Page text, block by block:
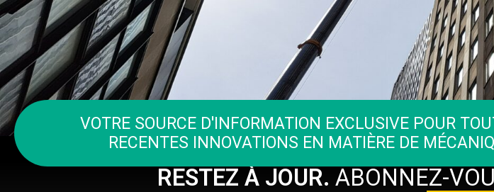
VOTRE SOURCE D'INFORMATION EXCLUSIVE POUR
RECENTES INNOVATIONS EN MATIÈRE DE
RESTEZ À JOUR. ABONNEZ-